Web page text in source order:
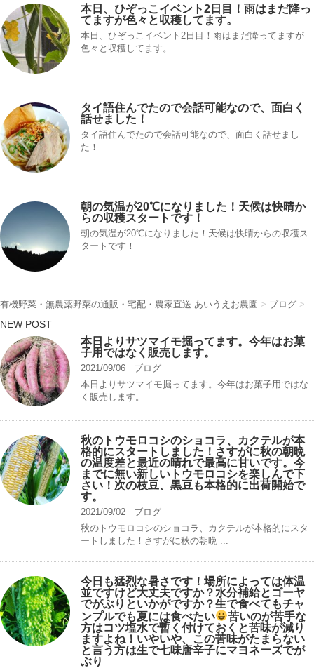
本日、ひぞっこイベント2日目！雨はまだ降っ
てますが色々と収穫してます。
本日、ひぞっこイベント2日目！雨はまだ降ってますが
色々と収穫してます。
タイ語住んでたので会話可能なので、面白く
話せました！
タイ語住んでたので会話可能なので、面白く話せまし
た！
朝の気温が20℃になりました！天候は快晴か
らの収穫スタートです！
朝の気温が20℃になりました！天候は快晴からの収穫ス
タートです！
有機野菜・無農薬野菜の通販・宅配・農家直送 あいうえお農園 > ブログ >
NEW POST
本日よりサツマイモ掘ってます。今年はお菓
子用ではなく販売します。
2021/09/06
ブログ
本日よりサツマイモ掘ってます。今年はお菓子用ではな
く販売します。
秋のトウモロコシのショコラ、カクテルが本
格的にスタートしました！さすがに秋の朝晩
の温度差と最近の晴れで最高に甘いです。今
までに無い新しいトウモロコシを楽しんで下
さい！次の枝豆、黒豆も本格的に出荷開始で
す。
2021/09/02
ブログ
秋のトウモロコシのショコラ、カクテルが本格的にスタ
ートしました！さすがに秋の朝晩 ...
今日も猛烈な暑さです！場所によっては体温
並ですけど大丈夫ですか？水分補給とゴーヤ
でがぶりといかがですか？生で食べてもチャ
ンプルでも夏には食べたい
苦いのが苦手な
方はコツ塩水で暫く付けておくと苦味が減り
ますよね！いやいや、この苦味がたまらない
と言う方は生で七味唐辛子にマヨネーズでが
ぶり